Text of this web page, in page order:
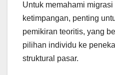
Untuk memahami
ketimpangan, penting
pemikiran teoritis, yang
pilihan individu ke
struktural pasar.